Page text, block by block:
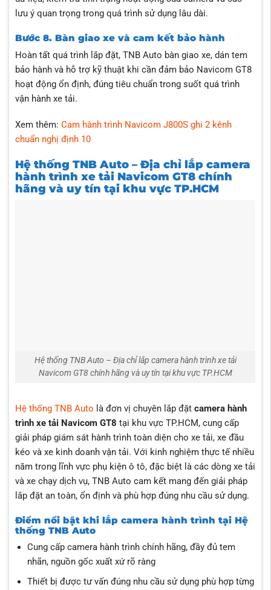
lưu ý quan trọng trong quá trình sử dụng lâu dài.
Bước 8. Bàn giao xe và cam kết bảo hành
Hoàn tất quá trình lắp đặt, TNB Auto bàn giao xe, dán tem
bảo hành và hỗ trợ kỹ thuật khi cần đảm bảo Navicom GT8
hoạt động ổn định, đúng tiêu chuẩn trong suốt quá trình
vận hành xe tải.
Xem thêm: Cam hành trình Navicom J800S ghi 2 kênh
chuẩn nghị định 10
Hệ thống TNB Auto – Địa chỉ lắp camera
hành trình xe tải Navicom GT8 chính
hãng và uy tín tại khu vực TP.HCM
Hệ thống TNB Auto – Địa chỉ lắp camera hành trình xe tải
Navicom GT8 chính hãng và uy tín tại khu vực TP.HCM
Hệ thống TNB Auto là đơn vị chuyên lắp đặt camera hành
trình xe tải Navicom GT8 tại khu vực TP.HCM, cung cấp
giải pháp giám sát hành trình toàn diện cho xe tải, xe đầu
kéo và xe kinh doanh vận tải. Với kinh nghiệm thực tế nhiều
năm trong lĩnh vực phụ kiện ô tô, đặc biệt là các dòng xe tải
và xe chạy dịch vụ, TNB Auto cam kết mang đến giải pháp
lắp đặt an toàn, ổn định và phù hợp đúng nhu cầu sử dụng.
Điểm nổi bật khi lắp camera hành trình tại Hệ
thống TNB Auto
Cung cấp camera hành trình chính hãng, đầy đủ tem
nhãn, nguồn gốc xuất xứ rõ ràng
Thiết bị được tư vấn đúng nhu cầu sử dụng phù hợp từng